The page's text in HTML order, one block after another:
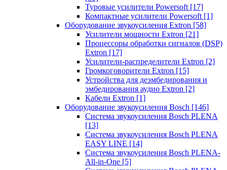
Туровые усилители Powersoft [17]
Компактные усилители Powersoft [1]
Оборудование звукоусиления Extron [58]
Усилители мощности Extron [21]
Процессоры обработки сигналов (DSP)
Extron [17]
Усилители-распределители Extron [2]
Громкоговорители Extron [15]
Устройства для деэмбедирования и
эмбедирования аудио Extron [2]
Кабели Extron [1]
Оборудование звукоусиления Bosch [146]
Система звукоусиления Bosch PLENA
[13]
Система звукоусиления Bosch PLENA
EASY LINE [14]
Система звукоусиления Bosch PLENA-
All-in-One [5]